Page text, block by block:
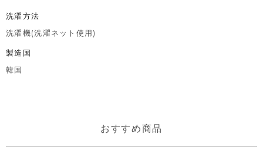
洗濯方法
洗濯機(洗濯ネット使用)
製造国
韓国
おすすめ商品